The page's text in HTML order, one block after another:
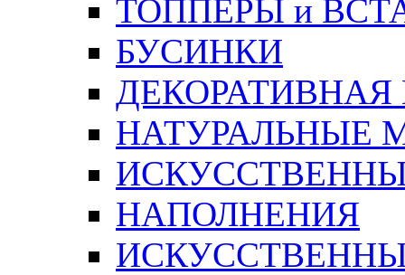
ТОППЕРЫ и
БУСИНКИ
ДЕКОРАТИВНАЯ
НАТУРАЛЬНЫЕ
НАПОЛНЕНИЯ